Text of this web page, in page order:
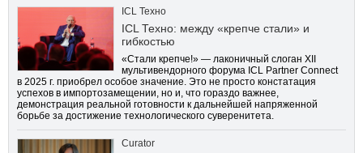
ICL Техно
ICL Техно: между «крепче стали» и
гибкостью
«Стали крепче!» — лаконичный слоган XII
мультивендорного форума ICL Partner Connect
в 2025 г. приобрел особое значение. Это не просто констатация
успехов в импортозамещении, но и, что гораздо важнее,
демонстрация реальной готовности к дальнейшей напряженной
борьбе за достижение технологического суверенитета.
Curator